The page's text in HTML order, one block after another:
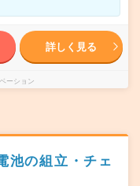
詳しく見る
ーション
池の組立・チェ